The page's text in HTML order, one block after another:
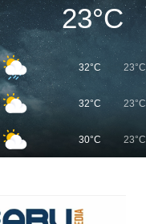
23°C
32°C 23°C
32°C 23°C
30°C 23°C